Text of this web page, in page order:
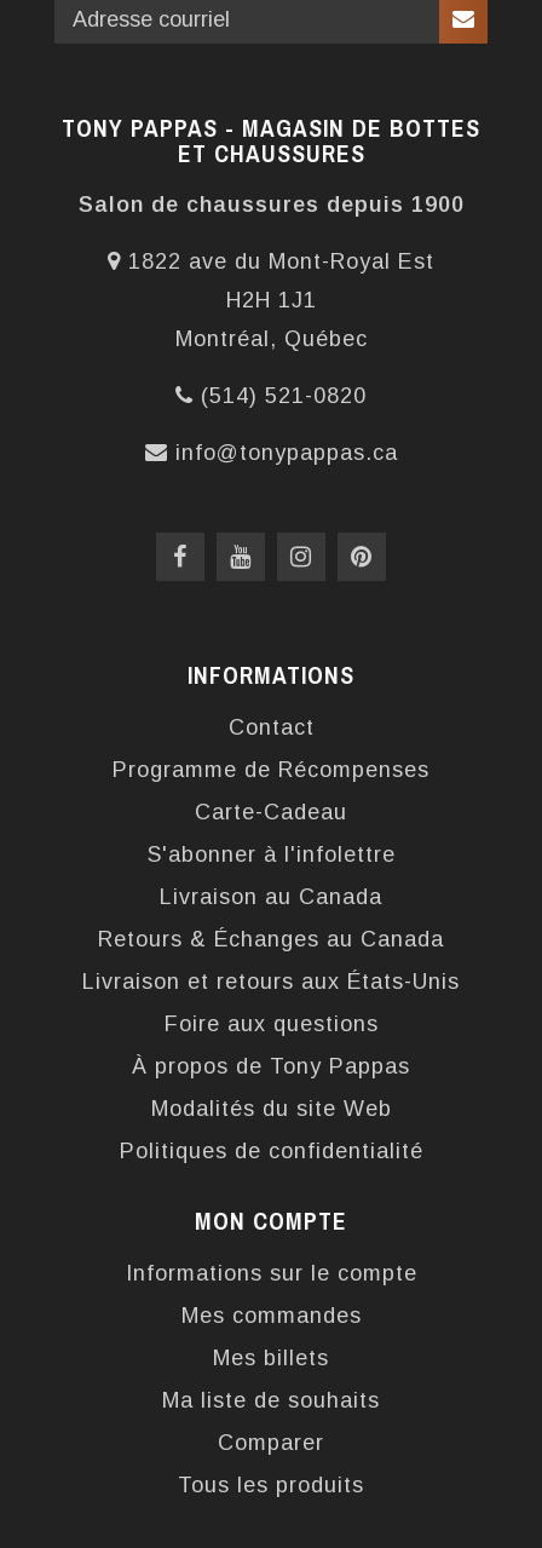
TONY PAPPAS - MAGASIN DE BOTTES
ET CHAUSSURES
Salon de chaussures depuis 1900
1822 ave du Mont-Royal Est
H2H 1J1
Montréal, Québec
(514) 521-0820
info@tonypappas.ca
INFORMATIONS
Contact
Programme de Récompenses
Carte-Cadeau
S'abonner à l'infolettre
Livraison au Canada
Retours & Échanges au Canada
Livraison et retours aux États-Unis
Foire aux questions
À propos de Tony Pappas
Modalités du site Web
Politiques de confidentialité
MON COMPTE
Informations sur le compte
Mes commandes
Mes billets
Ma liste de souhaits
Comparer
Tous les produits